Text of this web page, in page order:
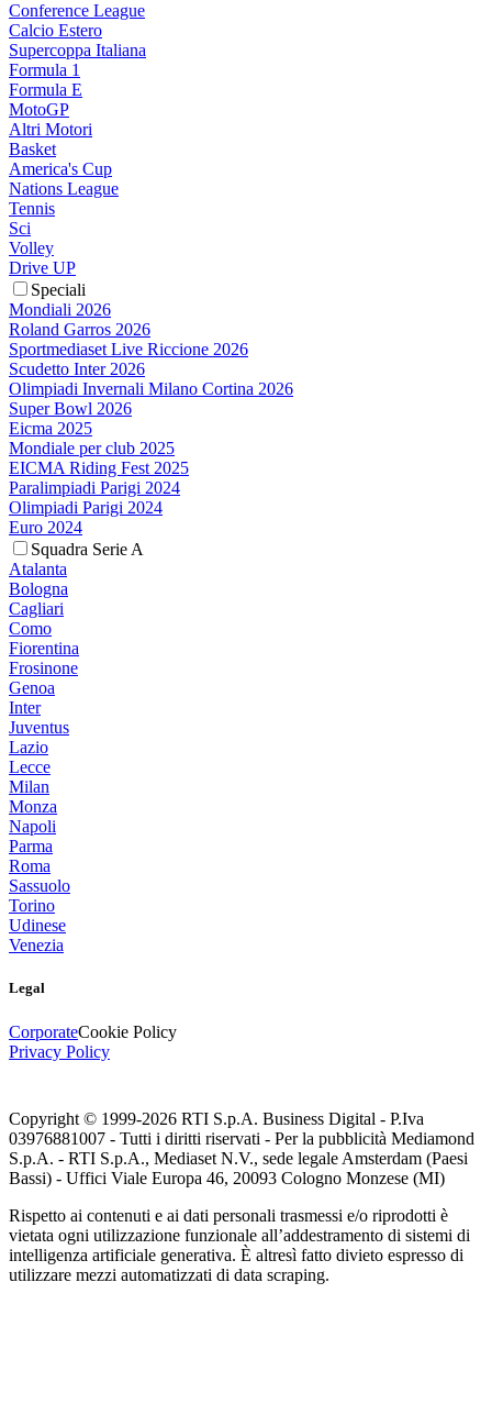
Conference League
Calcio Estero
Supercoppa Italiana
Formula 1
Formula E
MotoGP
Altri Motori
Basket
America's Cup
Nations League
Tennis
Sci
Volley
Drive UP
Speciali
Mondiali 2026
Roland Garros 2026
Sportmediaset Live Riccione 2026
Scudetto Inter 2026
Olimpiadi Invernali Milano Cortina 2026
Super Bowl 2026
Eicma 2025
Mondiale per club 2025
EICMA Riding Fest 2025
Paralimpiadi Parigi 2024
Olimpiadi Parigi 2024
Euro 2024
Squadra Serie A
Atalanta
Bologna
Cagliari
Como
Fiorentina
Frosinone
Genoa
Inter
Juventus
Lazio
Lecce
Milan
Monza
Napoli
Parma
Roma
Sassuolo
Torino
Udinese
Venezia
Legal
CorporateCookie Policy
Privacy Policy
Copyright © 1999-2026 RTI S.p.A. Business Digital - P.Iva
03976881007 - Tutti i diritti riservati - Per la pubblicità Mediamond
S.p.A. - RTI S.p.A., Mediaset N.V., sede legale Amsterdam (Paesi
Bassi) - Uffici Viale Europa 46, 20093 Cologno Monzese (MI)
Rispetto ai contenuti e ai dati personali trasmessi e/o riprodotti è
vietata ogni utilizzazione funzionale all’addestramento di sistemi di
intelligenza artificiale generativa. È altresì fatto divieto espresso di
utilizzare mezzi automatizzati di data scraping.